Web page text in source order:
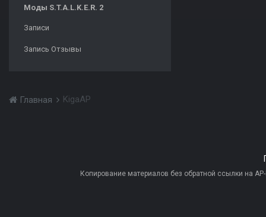
Моды S.T.A.L.K.E.R. 2
Записи
Запись Отзывы
Главная KigaAP
Копирование материалов без обратной ссылки на